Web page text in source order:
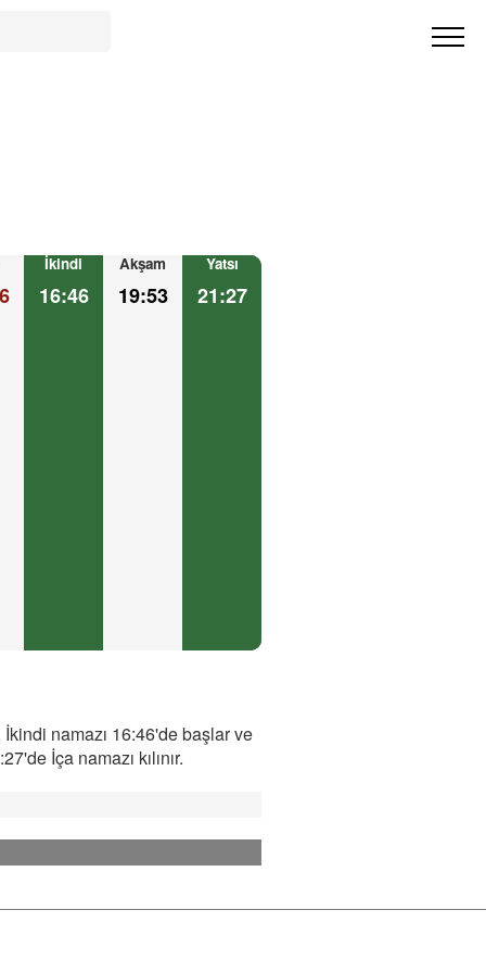
İkindi
16:46
Akşam
19:53
Yatsı
21:27
namazı 16:46'de başlar ve
İça namazı kılınır.